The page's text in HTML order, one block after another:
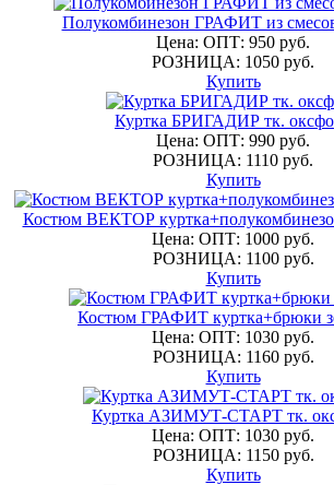
Полукомбинезон ГРАФИТ из
Цена: ОПТ: 950 руб.
РОЗНИЦА: 1050 руб.
Купить
Куртка БРИГАДИР тк.
Цена: ОПТ: 990 руб.
РОЗНИЦА: 1110 руб.
Купить
Костюм ВЕКТОР
Цена: ОПТ: 1000 руб.
РОЗНИЦА: 1100 руб.
Купить
Костюм ГРАФИТ куртка+брюки
Цена: ОПТ: 1030 руб.
РОЗНИЦА: 1160 руб.
Купить
Куртка АЗИМУТ-СТАРТ тк.
Цена: ОПТ: 1030 руб.
РОЗНИЦА: 1150 руб.
Купить